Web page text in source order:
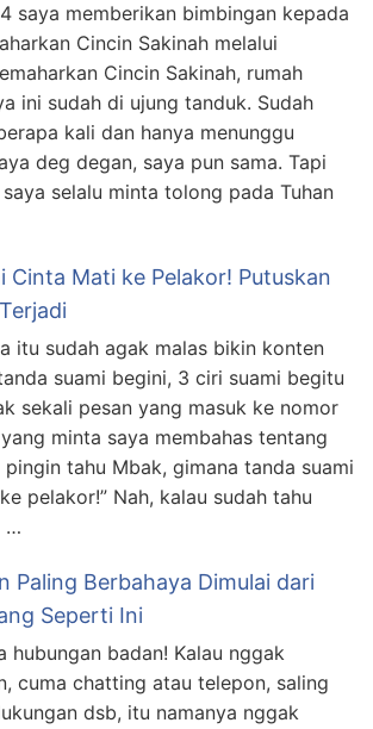
saya memberikan bimbingan kepada
Cincin Sakinah melalui
Cincin Sakinah, rumah
ini sudah di ujung tanduk. Sudah
kali dan hanya menunggu
deg degan, saya pun sama. Tapi
selalu minta tolong pada Tuhan
Cinta Mati ke Pelakor! Putuskan
itu sudah agak malas bikin konten
suami begini, 3 ciri suami begitu
sekali pesan yang masuk ke nomor
minta saya membahas tentang
pingin tahu Mbak, gimana tanda suami
pelakor!” Nah, kalau sudah tahu
…
Paling Berbahaya Dimulai dari
Seperti Ini
hubungan badan! Kalau nggak
cuma chatting atau telepon, saling
dsb, itu namanya nggak